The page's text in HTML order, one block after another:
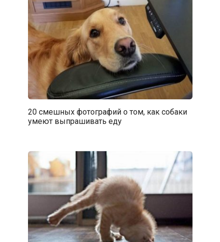
20 смешных фотографий о том, как собаки
умеют выпрашивать еду